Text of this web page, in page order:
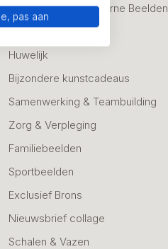
Alle Bronzen & Moderne Beelden
Geslaagd
Huwelijk
Bijzondere kunstcadeaus
Samenwerking & Teambuilding
Zorg & Verpleging
Familiebeelden
Sportbeelden
Exclusief Brons
Nieuwsbrief collage
Schalen & Vazen
pas aan